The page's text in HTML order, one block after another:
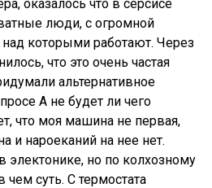
оказалось что в серсисе
люди, с огромной
которыми работают. Через
что это очень частая
альтернативное
А не будет ли чего
что моя машина не первая,
и нароеканий на нее нет.
но по колхозному
суть. С термостата